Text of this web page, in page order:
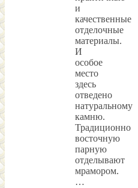
и
качественные
отделочные
материалы.
И
особое
место
здесь
отведено
натуральному
камню.
Традиционно
восточную
парную
отделывают
мрамором.
…